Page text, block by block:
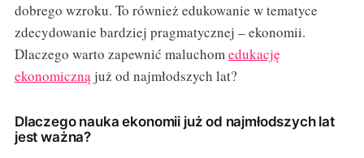
dobrego wzroku. To również edukowanie w tematyce
zdecydowanie bardziej pragmatycznej – ekonomii.
Dlaczego warto zapewnić maluchomedukację
ekonomicznąjuż od najmłodszych lat?
Dlaczego nauka ekonomii już od najmłodszych lat
jest ważna?